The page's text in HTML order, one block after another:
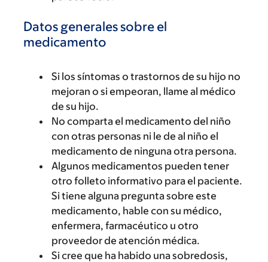
Datos generales sobre el
medicamento
Si los síntomas o trastornos de su hijo no
mejoran o si empeoran, llame al médico
de su hijo.
No comparta el medicamento del niño
con otras personas ni le de al niño el
medicamento de ninguna otra persona.
Algunos medicamentos pueden tener
otro folleto informativo para el paciente.
Si tiene alguna pregunta sobre este
medicamento, hable con su médico,
enfermera, farmacéutico u otro
proveedor de atención médica.
Si cree que ha habido una sobredosis,